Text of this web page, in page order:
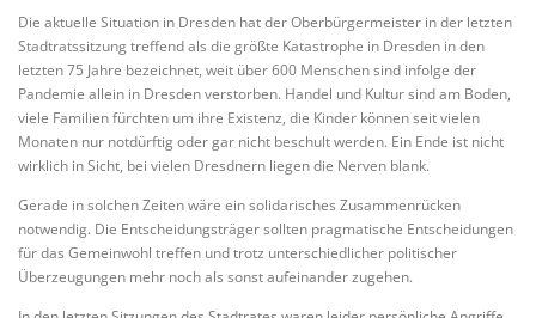
Die aktuelle Situation in Dresden hat der Oberbürgermeister in der letzten
Stadtratssitzung treffend als die größte Katastrophe in Dresden in den
letzten 75 Jahre bezeichnet, weit über 600 Menschen sind infolge der
Pandemie allein in Dresden verstorben. Handel und Kultur sind am Boden,
viele Familien fürchten um ihre Existenz, die Kinder können seit vielen
Monaten nur notdürftig oder gar nicht beschult werden. Ein Ende ist nicht
wirklich in Sicht, bei vielen Dresdnern liegen die Nerven blank.
Gerade in solchen Zeiten wäre ein solidarisches Zusammenrücken
notwendig. Die Entscheidungsträger sollten pragmatische Entscheidungen
für das Gemeinwohl treffen und trotz unterschiedlicher politischer
Überzeugungen mehr noch als sonst aufeinander zugehen.